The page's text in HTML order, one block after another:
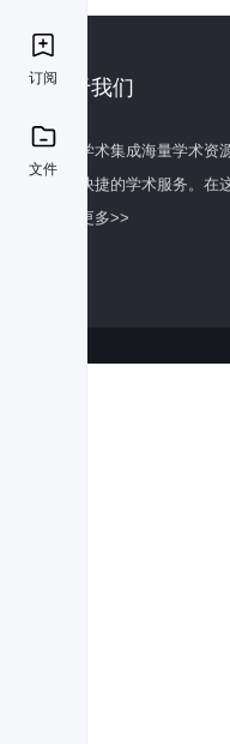
订阅
文件
关于我们
百度学术集成海量学术资
全面快捷的学术服务。
了解更多>>